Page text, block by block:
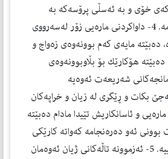
خۆی و بە ئەسڵی پرۆسەكە بە
گشتی و ئەوەش حەرامە. 4- داواكردنی مارەیی زۆر لەسەرووی
دەبێتە مایەی كەم بوونەوەی زەواج و
هۆكارێك بۆ بڵاوبوونەوەی
شەریعەت ئەوەیە
بكات و ڕێگری لە زیان و خراپەكان
و ئاسانكاریش تێیدا مادام دەبێتە
بوونی ئەو دەرەنجامە كەواتە كارێكی
باشەو واجبێكی شەرعییە. 5- ئەزموونە تاڵەكانی ژیان ئەوەمان